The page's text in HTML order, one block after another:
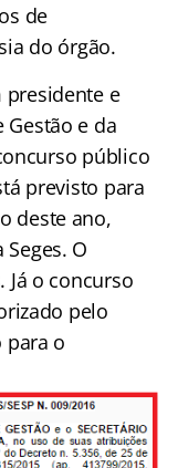
de
do órgão.
e
e da
público
previsto para
deste ano,
O
Já o concurso
pelo
para o